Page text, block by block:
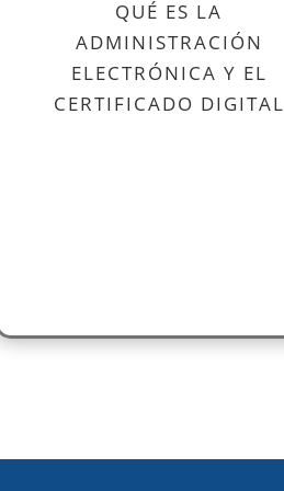
QUÉ ES LA
ADMINISTRACIÓN
ELECTRÓNICA Y EL
CERTIFICADO DIGITAL